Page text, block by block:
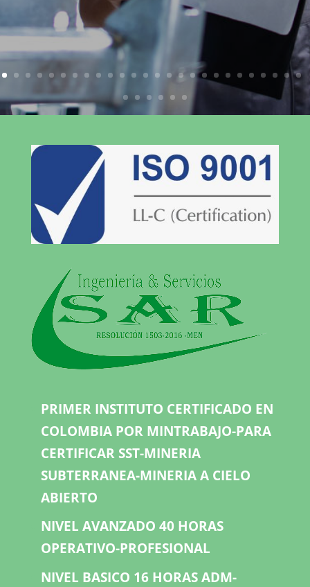
PRIMER INSTITUTO CERTIFICADO EN
COLOMBIA POR MINTRABAJO-PARA
CERTIFICAR SST-MINERIA
SUBTERRANEA-MINERIA A CIELO
ABIERTO
NIVEL AVANZADO 40 HORAS
OPERATIVO-PROFESIONAL
NIVEL BASICO 16 HORAS ADM-